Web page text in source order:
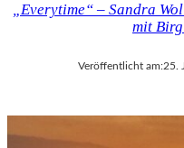
„Everytime“ – Sandra
mit
Veröffentlicht am:25.